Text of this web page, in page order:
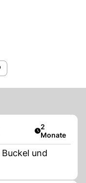
Artikel
2
Monate
und